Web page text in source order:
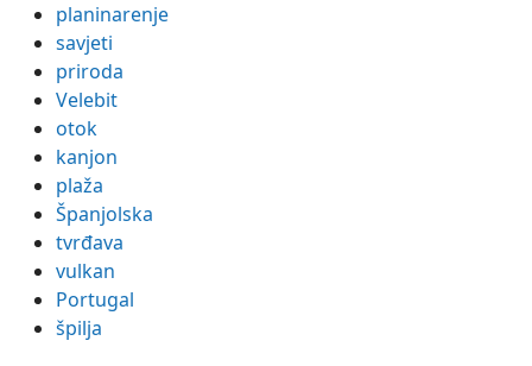
planinarenje
savjeti
priroda
Velebit
otok
kanjon
plaža
Španjolska
tvrđava
vulkan
Portugal
špilja